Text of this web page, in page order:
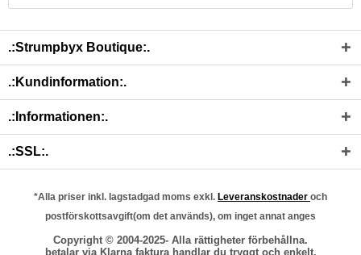
.:Strumpbyx Boutique:.
.:Kundinformation:.
.:Informationen:.
.:SSL:.
*Alla priser inkl. lagstadgad moms exkl. Leveranskostnader och
postförskottsavgift(om det används), om inget annat anges
Copyright © 2004-2025- Alla rättigheter förbehållna.
betalar via Klarna faktura handlar du tryggt och enkelt.